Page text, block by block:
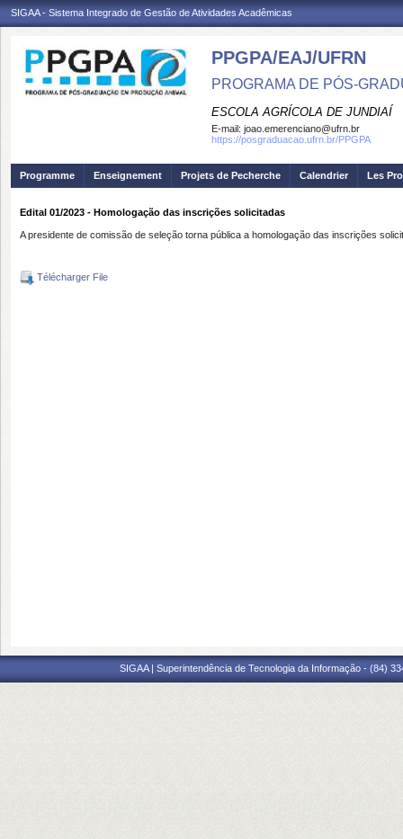
SIGAA - Sistema Integrado de Gestão de Atividades Acadêmicas
PPGPA/EAJ/UFRN
PROGRAMA DE PÓS-
ESCOLA AGRÍCOLA DE JUNDIAÍ
E-mail: joao.emerenciano@ufrn.br
https://posgraduacao.ufrn.br/PPGPA
Programme Enseignement Projets de Pecherche Calendrier Les
Edital 01/2023 - Homologação das inscrições solicitadas
A presidente de comissão de seleção torna pública a homologação das inscrições
Télécharger File
SIGAA | Superintendência de Tecnologia da Informação - (84)